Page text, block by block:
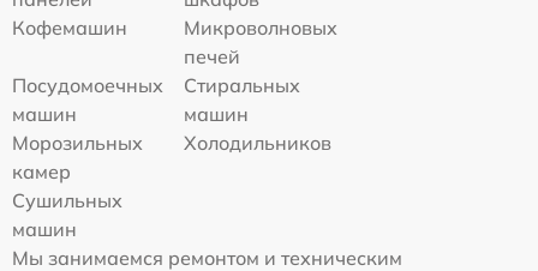
Кофемашин
Микроволновых
печей
Посудомоечных
машин
Стиральных
машин
Морозильных
камер
Холодильников
Сушильных
машин
Мы занимаемся ремонтом и техническим